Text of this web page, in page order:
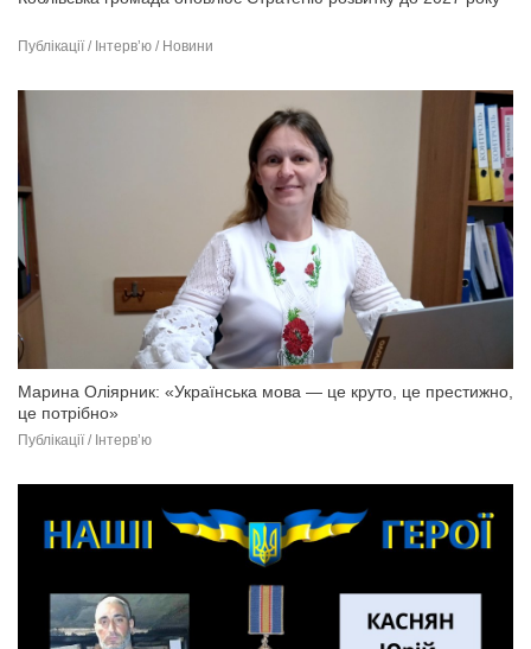
Публікації / Інтерв’ю / Новини
Марина Оліярник: «Українська мова — це круто, це престижно,
це потрібно»
Публікації / Інтерв’ю